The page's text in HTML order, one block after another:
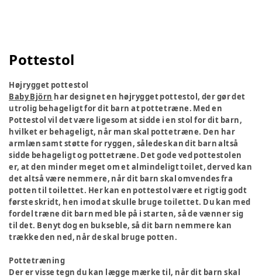
Pottestol
Højrygget pottestol
Baby Björn har designet en højrygget pottestol, der gør det
utrolig behageligt for dit barn at pottetræne. Med en
Pottestol vil det være ligesom at sidde i en stol for dit barn,
hvilket er behageligt, når man skal pottetræne. Den har
armlæn samt støtte for ryggen, således kan dit barn altså
sidde behageligt og pottetræne. Det gode ved pottestolen
er, at den minder meget om et almindeligt toilet, derved kan
det altså være nemmere, når dit barn skal omvendes fra
potten til toilettet. Her kan en pottestol være et rigtig godt
første skridt, hen imod at skulle bruge toilettet. Du kan med
fordel træne dit barn med ble på i starten, så de vænner sig
til det. Benyt dog en bukseble, så dit barn nemmere kan
trække den ned, når de skal bruge potten.
Pottetræning
Der er visse tegn du kan lægge mærke til, når dit barn skal